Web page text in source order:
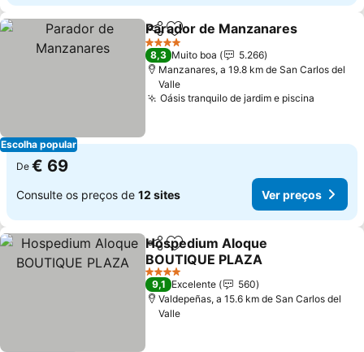
Escolha popular
PartilharAdicionar aos favoritos
Parador de Manzanares
4 Estrelas
8,3 Muito boa
5.266
Manzanares, a 19.8 km de San Carlos del
Valle
Oásis tranquilo de jardim e piscina
De € 69
Consulte os preços de 12 sites Ver preços
PartilharAdicionar aos favoritos
Hospedium Aloque
BOUTIQUE PLAZA
4 Estrelas
9,1 Excelente
560
Valdepeñas, a 15.6 km de San Carlos del
Valle